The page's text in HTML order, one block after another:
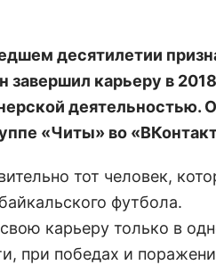
десятилетии
завершил карьеру в 2018
деятельностью.
«Читы» во
тот человек,
футбола.
карьеру только в
при победах и